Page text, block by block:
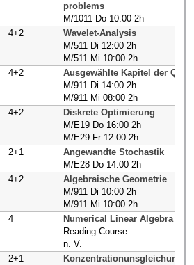
problems
M/1011 Do 10:00 2h
4+2
Wavelet-Analysis
M/511 Di 12:00 2h
M/511 Mi 10:00 2h
4+2
Ausgewählte Kapitel der
M/911 Di 14:00 2h
M/911 Mi 08:00 2h
4+2
Diskrete Optimierung
M/E19 Do 16:00 2h
M/E29 Fr 12:00 2h
2+1
Angewandte Stochastik
M/E28 Do 14:00 2h
4+2
Algebraische Geometrie
M/911 Di 10:00 2h
M/911 Mi 10:00 2h
4
Numerical Linear Algebra
Reading Course
n. V.
2+1